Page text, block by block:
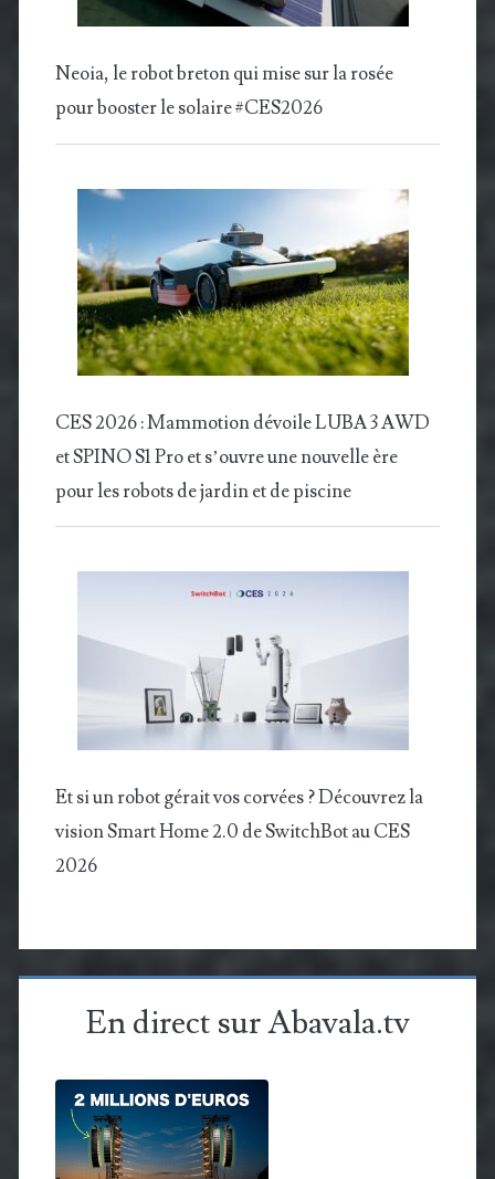
Neoia, le robot breton qui mise sur la rosée
pour booster le solaire #CES2026
CES 2026 : Mammotion dévoile LUBA 3 AWD
et SPINO S1 Pro et s’ouvre une nouvelle ère
pour les robots de jardin et de piscine
Et si un robot gérait vos corvées ? Découvrez la
vision Smart Home 2.0 de SwitchBot au CES
2026
En direct sur Abavala.tv